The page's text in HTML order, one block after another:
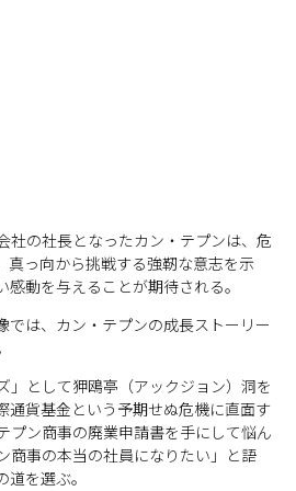
社の社長となったカン・テプンは、危
真っ向から挑戦する強靭な意志を示
動を与えることが期待される。
では、カン・テプンの成長ストーリー
」として狎鴎亭（アックジョン）洞を
通貨基金という予期せぬ危機に直面す
プン商事の廃業申請書を手にして悩ん
商事の本当の社員になりたい」と語
を選ぶ。